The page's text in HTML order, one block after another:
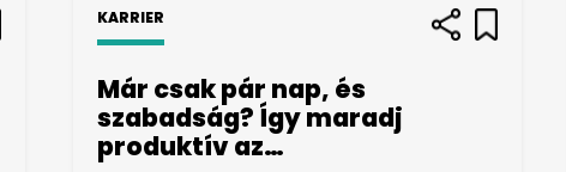
KARRIER
Már csak pár nap, és
szabadság? Így maradj
produktív az…